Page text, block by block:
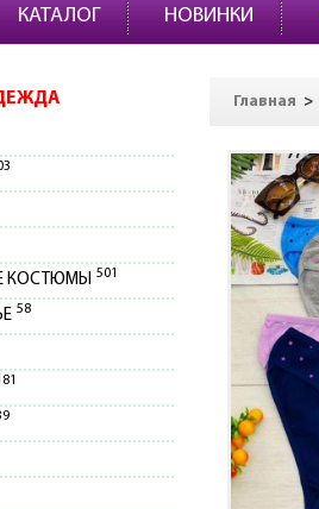
КАТАЛОГ НОВИНКИ
КОСТЮМЫ 501
58
Главная >